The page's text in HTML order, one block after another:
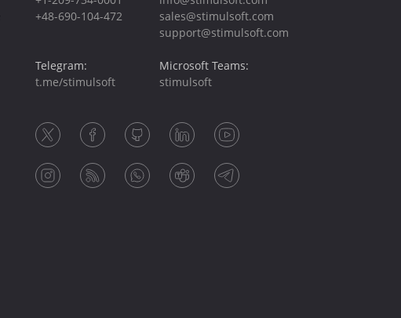
+48-690-104-472
Telegram:
t.me/stimulsoft
sales@stimulsoft.com
support@stimulsoft.com
Microsoft Teams:
stimulsoft